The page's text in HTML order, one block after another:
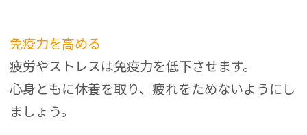
免疫力を高める
疲労やストレスは免疫力を低下させます。
心身ともに休養を取り、疲れをためないようにし
ましょう。